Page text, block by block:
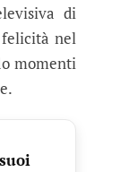
di
felicità nel
momenti